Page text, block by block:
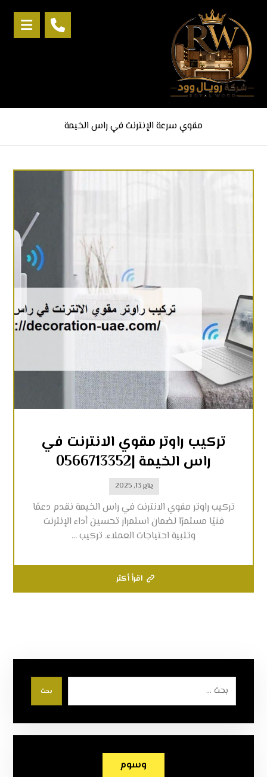
مقوي سرعة الإنترنت في راس الخيمة
تركيب راوتر مقوي الانترنت في
راس الخيمة |0566713352
يناير 13, 2025
تركيب راوتر مقوي الانترنت في راس الخيمة نقدم دعمًا
فنيًا مستمرًا لضمان استمرار تحسين أداء الإنترنت
وتلبية احتياجات العملاء. تركيب ...
اقرأ أكثر
بحث
وسوم